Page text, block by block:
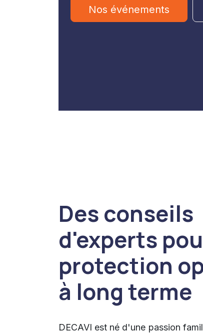
Nos événements
Des conseils
d'experts
protection
à long terme
DECAVI est né d'une passion